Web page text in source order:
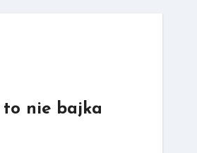
to nie bajka